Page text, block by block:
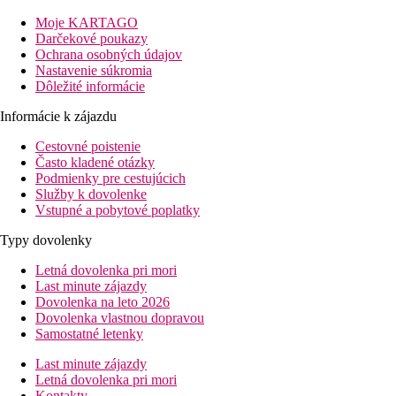
reštaurácií, kaviarní a obchodov. Hotel má vonkajší bazén s
časťou pre deti, bar pri bazéne, detské ihrisko, reštauráciu,
konferenčnú miestnosť, parkovisko a posilňovňu. Blízkosť
hotela k pláži, centru mesta a aquaparku v Primorsku z neho robí
obľúbené miesto pre ubytovanie rodín a párov.
pláže: 250 m
letisko: 60 km Burgas
centrá: 0.5 km
nákupných možností: 300 m
klimatizácia
TV/SAT
telefón
Wi-Fi (zdarma)
kúpeľňa/WC (sušič vlasov)
balkón alebo terasa
Moje KARTAGO
Darčekové poukazy
Ochrana osobných údajov
Nastavenie súkromia
Dôležité informácie
Informácie k zájazdu
Cestovné poistenie
Často kladené otázky
Podmienky pre cestujúcich
Služby k dovolenke
Vstupné a pobytové poplatky
Typy dovolenky
Letná dovolenka pri mori
Last minute zájazdy
Dovolenka na leto 2026
Dovolenka vlastnou dopravou
Samostatné letenky
Last minute zájazdy
Letná dovolenka pri mori